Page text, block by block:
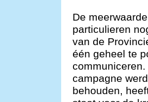
De
particulieren
van de
één geheel te
campagne
behouden,